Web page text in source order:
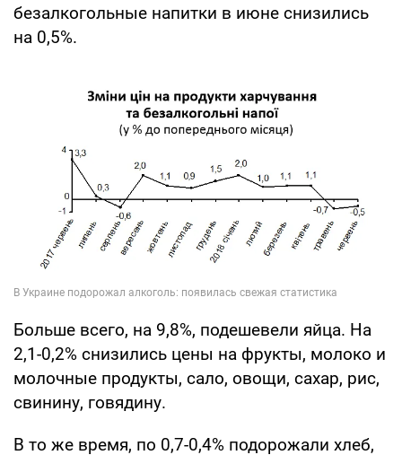
безалкогольные напитки в июне снизились
на 0,5%.
Больше всего, на 9,8%, подешевели яйца. На
2,1-0,2% снизились цены на фрукты, молоко и
молочные продукты, сало, овощи, сахар, рис,
свинину, говядину.
В то же время, по 0,7-0,4% подорожали хлеб,